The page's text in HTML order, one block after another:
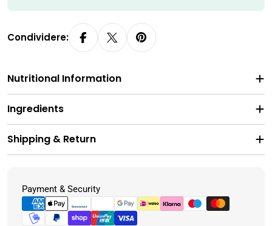
Condividere:
Nutritional Information
Ingredients
Shipping & Return
Payment & Security
Metodi
pagamento